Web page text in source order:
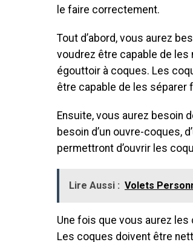
le faire correctement.
Tout d’abord, vous aurez
voudrez être capable de les
égouttoir à coques. Les
être capable de les séparer
Ensuite, vous aurez besoin
besoin d’un ouvre-coques,
permettront d’ouvrir les
Lire Aussi : Volets
Une fois que vous aurez
Les coques doivent être